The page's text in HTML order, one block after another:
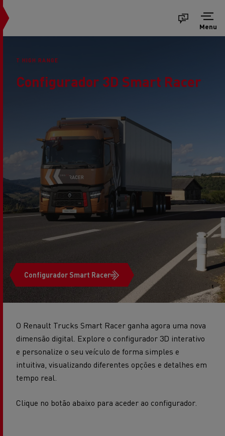
Menu
T HIGH RANGE
Configurador 3D Smart Racer
Configurador Smart Racer
O Renault Trucks Smart Racer ganha agora uma nova
dimensão digital. Explore o configurador 3D interativo
e personalize o seu veículo de forma simples e
intuitiva, visualizando diferentes opções e detalhes em
tempo real.
Clique no botão abaixo para aceder ao configurador.